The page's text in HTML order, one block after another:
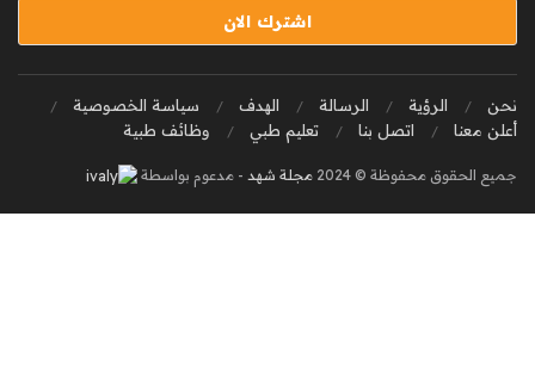
نحن الرؤية الرسالة الهدف
سياسة الخصوصية
أعلن معنا
اتصل بنا تعليم طبي وظائف طبية
جميع الحقوق محفوظة © 2024 مجلة شهد - مدعوم بواسطة